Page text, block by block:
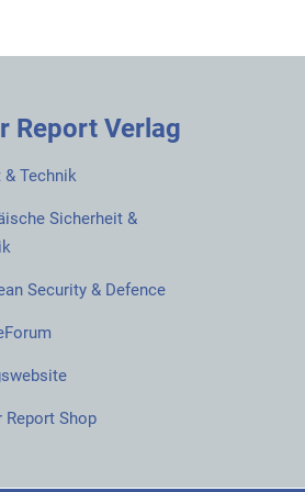
Report Verlag
& Technik
Sicherheit &
Security & Defence
Report Shop